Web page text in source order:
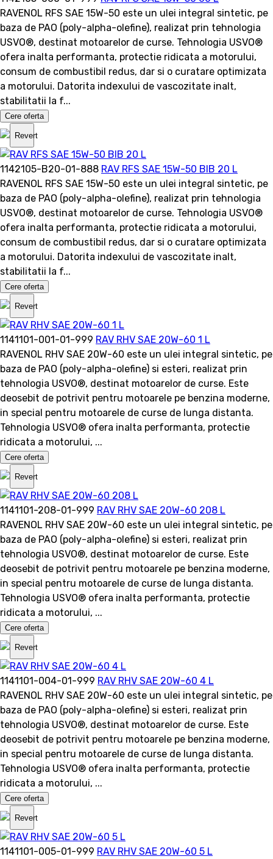
RAVENOL RFS SAE 15W-50 este un ulei integral sintetic, pe
baza de PAO (poly-alpha-olefine), realizat prin tehnologia
USVO®, destinat motoarelor de curse. Tehnologia USVO®
ofera inalta performanta, protectie ridicata a motorului,
consum de combustibil redus, dar si o curatare optimizata
a motorului. Datorita indexului de vascozitate inalt,
stabilitatii la f...
Cere oferta
Revert
1142105-B20-01-888 RAV RFS SAE 15W-50 BIB 20 L
RAVENOL RFS SAE 15W-50 este un ulei integral sintetic, pe
baza de PAO (poly-alpha-olefine), realizat prin tehnologia
USVO®, destinat motoarelor de curse. Tehnologia USVO®
ofera inalta performanta, protectie ridicata a motorului,
consum de combustibil redus, dar si o curatare optimizata
a motorului. Datorita indexului de vascozitate inalt,
stabilitatii la f...
Cere oferta
Revert
1141101-001-01-999 RAV RHV SAE 20W-60 1 L
RAVENOL RHV SAE 20W-60 este un ulei integral sintetic, pe
baza de PAO (poly-alpha-olefine) si esteri, realizat prin
tehnologia USVO®, destinat motoarelor de curse. Este
deosebit de potrivit pentru motoarele pe benzina moderne,
in special pentru motoarele de curse de lunga distanta.
Tehnologia USVO® ofera inalta performanta, protectie
ridicata a motorului, ...
Cere oferta
Revert
1141101-208-01-999 RAV RHV SAE 20W-60 208 L
RAVENOL RHV SAE 20W-60 este un ulei integral sintetic, pe
baza de PAO (poly-alpha-olefine) si esteri, realizat prin
tehnologia USVO®, destinat motoarelor de curse. Este
deosebit de potrivit pentru motoarele pe benzina moderne,
in special pentru motoarele de curse de lunga distanta.
Tehnologia USVO® ofera inalta performanta, protectie
ridicata a motorului, ...
Cere oferta
Revert
1141101-004-01-999 RAV RHV SAE 20W-60 4 L
RAVENOL RHV SAE 20W-60 este un ulei integral sintetic, pe
baza de PAO (poly-alpha-olefine) si esteri, realizat prin
tehnologia USVO®, destinat motoarelor de curse. Este
deosebit de potrivit pentru motoarele pe benzina moderne,
in special pentru motoarele de curse de lunga distanta.
Tehnologia USVO® ofera inalta performanta, protectie
ridicata a motorului, ...
Cere oferta
Revert
1141101-005-01-999 RAV RHV SAE 20W-60 5 L